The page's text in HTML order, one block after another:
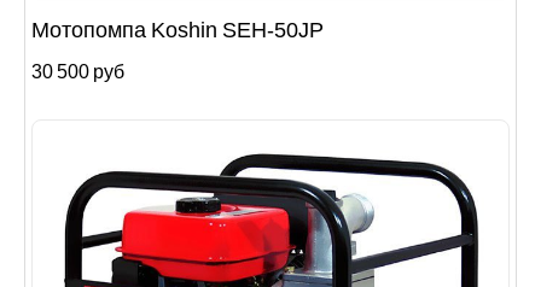
Мотопомпа Koshin SEH-50JP
30 500 руб